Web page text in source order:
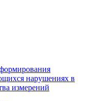
нарушениях в
измерений